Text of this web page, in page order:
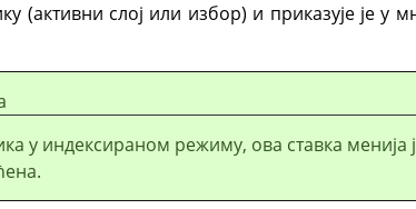
(активни слој или избор) и приказује је у
у индексираном режиму, ова ставка менија